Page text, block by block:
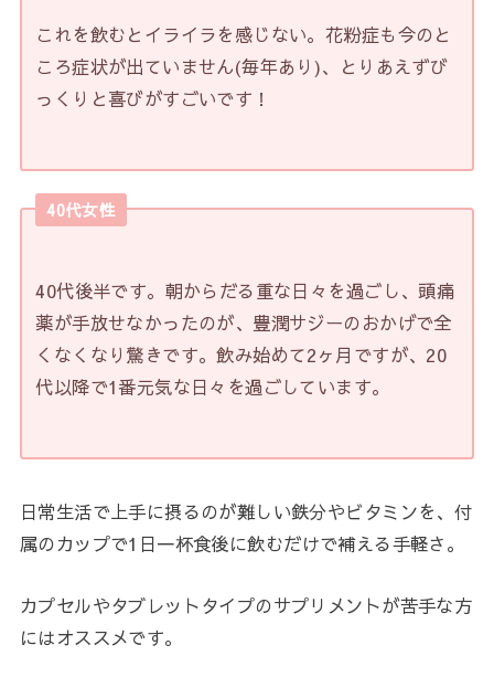
これを飲むとイライラを感じない。花粉症も今のと
ころ症状が出ていません(毎年あり)、とりあえずび
っくりと喜びがすごいです！
40代女性
40代後半です。朝からだる重な日々を過ごし、頭痛
薬が手放せなかったのが、豊潤サジーのおかげで全
くなくなり驚きです。飲み始めて2ヶ月ですが、20
代以降で1番元気な日々を過ごしています。
日常生活で上手に摂るのが難しい鉄分やビタミンを、付
属のカップで1日一杯食後に飲むだけで補える手軽さ。
カプセルやタブレットタイプのサプリメントが苦手な方
にはオススメです。